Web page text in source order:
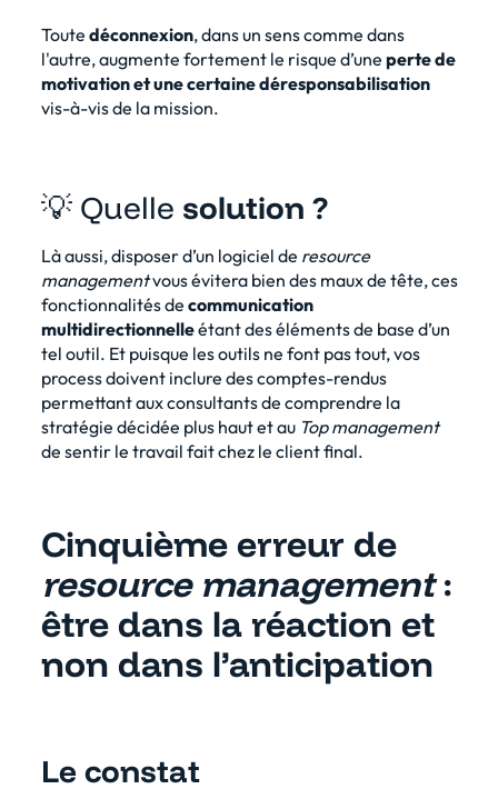
Toute déconnexion, dans un sens comme dans
l'autre, augmente fortement le risque d’une perte de
motivation et une certaine déresponsabilisation
vis-à-vis de la mission.
💡 Quelle solution ?
Là aussi, disposer d’un logiciel de resource
managementvous évitera bien des maux de tête, ces
fonctionnalités de communication
multidirectionnelleétant des éléments de base d’un
tel outil. Et puisque les outils ne font pas tout, vos
process doivent inclure des comptes-rendus
permettant aux consultants de comprendre la
stratégie décidée plus haut et au Top management
de sentir le travail fait chez le client final.
Cinquième erreur de
resource management:
être dans la réaction et
non dans l’anticipation
Le constat